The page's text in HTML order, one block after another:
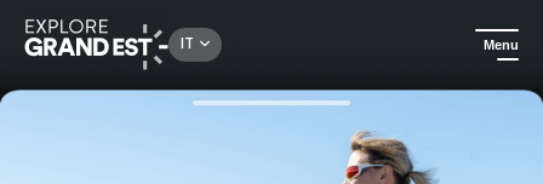
IT Menu
Escursioni Passeggiata con i cani nel cuore delle montagne dell'Alto Reno